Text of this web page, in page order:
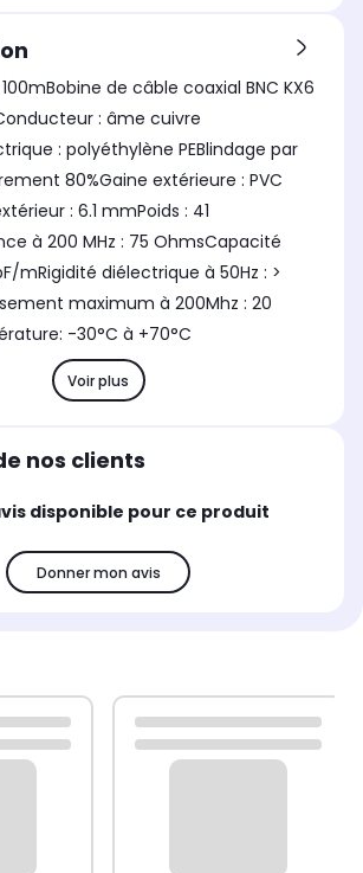
de câble coaxial BNC KX6
: âme cuivre
: polyéthylène PEBlindage par
80%Gaine extérieure : PVC
: 6.1 mmPoids : 41
à 200 MHz : 75 OhmsCapacité
mRigidité diélectrique à 50Hz : >
maximum à 200Mhz : 20
-30°C à +70°C
Voir plus
nos clients
disponible pour ce produit
Donner mon avis